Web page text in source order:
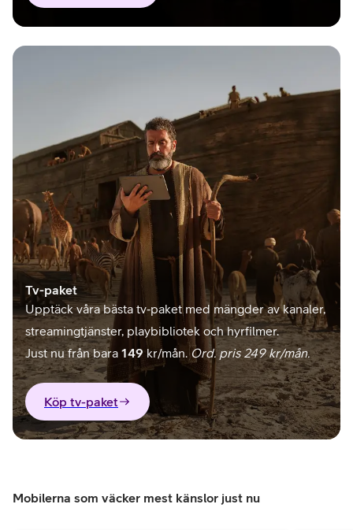
Tv-paket
Upptäck våra bästa tv‑paket med mängder av kanaler,
streamingtjänster, playbibliotek och hyrfilmer.
Just nu från bara 149 kr/mån.Ord. pris 249 kr/mån.
Köp tv-paket
Mobilerna som väcker mest känslor just nu